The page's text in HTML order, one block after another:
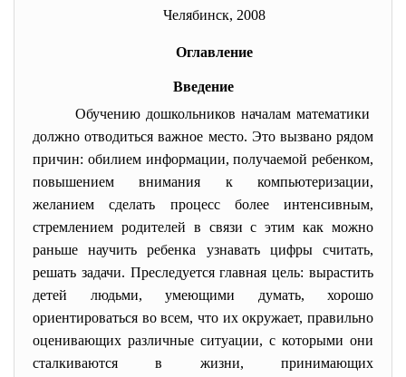
Челябинск, 2008
Оглавление
Введение
Обучению дошкольников началам математики
должно отводиться важное место. Это вызвано рядом
причин: обилием информации, получаемой ребенком,
повышением внимания к компьютеризации,
желанием сделать процесс более интенсивным,
стремлением родителей в связи с этим как можно
раньше научить ребенка узнавать цифры считать,
решать задачи. Преследуется главная цель: вырастить
детей людьми, умеющими думать, хорошо
ориентироваться во всем, что их окружает, правильно
оценивающих различные ситуации, с которыми они
сталкиваются в жизни, принимающих